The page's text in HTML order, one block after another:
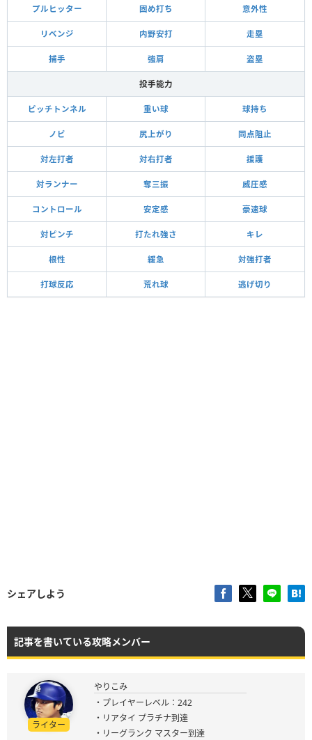
プルヒッター 固め打ち 意外性
リベンジ 内野安打 走塁
捕手 強肩 盗塁
投手能力
ピッチトンネル 重い球 球持ち
ノビ 尻上がり 同点阻止
対左打者 対右打者 援護
対ランナー 奪三振 威圧感
コントロール 安定感 豪速球
対ピンチ 打たれ強さ キレ
根性 緩急 対強打者
打球反応 荒れ球 逃げ切り
シェアしよう
記事を書いている攻略メンバー
ライター
やりこみ
・プレイヤーレベル：242
・リアタイ プラチナ到達
・リーグランク マスター到達